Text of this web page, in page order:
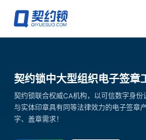
电子签章
印章管控
已有账号，
契约锁中大型组织电子签章
契约锁联合权威CA机构，以可信数字身
与实体印章具有同等法律效力的电子签章
字、盖章需求！